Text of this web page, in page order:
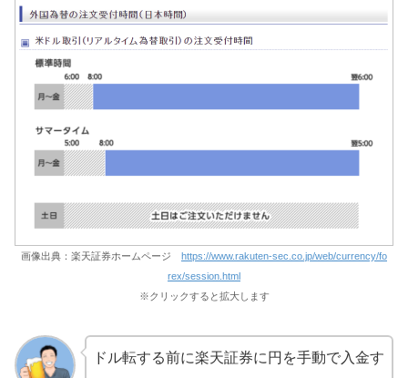
画像出典：楽天証券ホームページ https://www.rakuten-sec.co.jp/web/currency/fo
rex/session.html
※クリックすると拡大します
ドル転する前に楽天証券に円を手動で入金す